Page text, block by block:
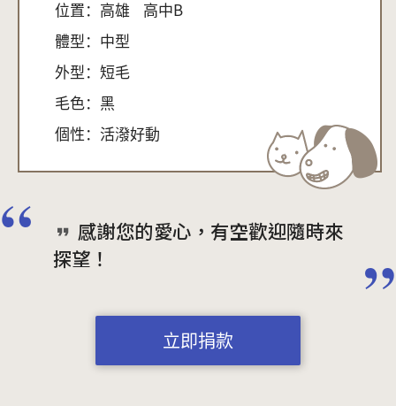
位置： 高雄
高中B
體型： 中型
外型： 短毛
毛色： 黑
個性： 活潑好動
感謝您的愛心，有空歡迎隨時來
探望！
立即捐款